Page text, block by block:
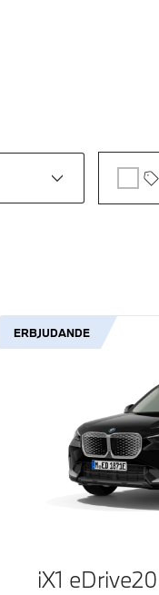
ERBJUDANDE
iX1 eDrive20